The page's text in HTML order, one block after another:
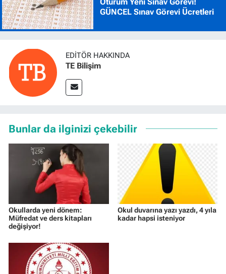
GÜNCEL Sınav Görevi Ücretleri
EDITÖR HAKKINDA
TE Bilişim
Bunlar da ilginizi çekebilir
Okullarda yeni dönem:
Müfredat ve ders kitapları
değişiyor!
Okul duvarına yazı yazdı, 4 yıla
kadar hapsi isteniyor